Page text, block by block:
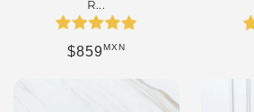
R...
Precio habitual
$859MXN